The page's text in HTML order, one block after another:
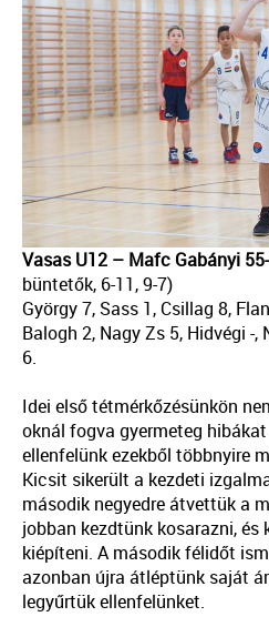
Vasas U12 – Mafc Gabányi
büntetők, 6-11, 9-7)
György 7, Sass 1, Csillag 8,
Balogh 2, Nagy Zs 5, Hidvégi -,
6.
Idei első tétmérkőzésünkön
oknál fogva gyermeteg
ellenfelünk ezekből többnyire
Kicsit sikerült a kezdeti
második negyedre átvettük a
jobban kezdtünk kosarazni,
kiépíteni. A második félidőt
azonban újra átléptünk saját
legyűrtük ellenfelünket.